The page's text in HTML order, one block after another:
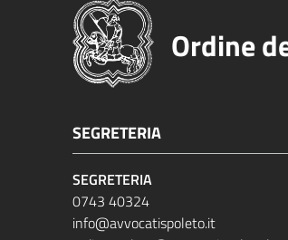
Ordine
SEGRETERIA
SEGRETERIA
0743 40324
info@avvocatispoleto.it